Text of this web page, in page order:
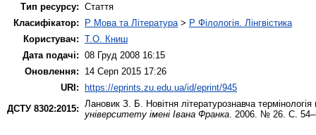
Тип ресурсу: Стаття
Класифікатор:
P Мова та Література > P Філологія. Лінгвістика
Користувач: Т.О. Книш
Дата подачі: 08 Груд 2008 16:15
Оновлення:
14 Серп 2015 17:26
URI: https://eprints.zu.edu.ua/id/eprint/945
ДСТУ 8302:2015:
Лановик З. Б.
Новітня літературознавча
університету імені Івана Франка . 2006. № 26. С.